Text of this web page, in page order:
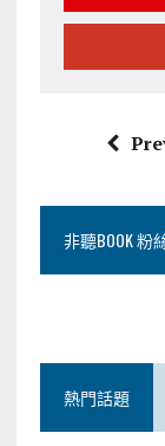
非聽BOOK 粉
熱門話題